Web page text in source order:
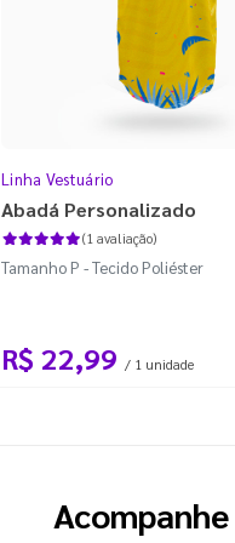
Linha Vestuário
Abadá Personalizado
(1 avaliação)
Tamanho P - Tecido Poliéster
R$ 22,99 / 1 unidade